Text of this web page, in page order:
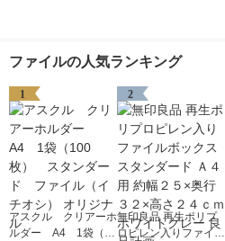
ファイルの人気ランキング
1
アスクル クリアーホ
ルダー A4 1袋（10
2
無印良品 再生ポリプ
ロピレン入りファイル